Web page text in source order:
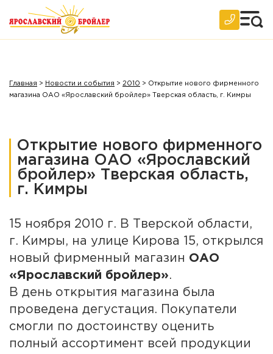
Главная > Новости и события > 2010 > Открытие нового фирменного
магазина ОАО «Ярославский бройлер» Тверская область, г. Кимры
Открытие нового фирменного
магазина ОАО «Ярославский
бройлер» Тверская область,
г. Кимры
15 ноября 2010 г. В Тверской области,
г. Кимры, на улице Кирова 15, открылся
новый фирменный магазин ОАО
«Ярославский бройлер».
В день открытия магазина была
проведена дегустация. Покупатели
смогли по достоинству оценить
полный ассортимент всей продукции